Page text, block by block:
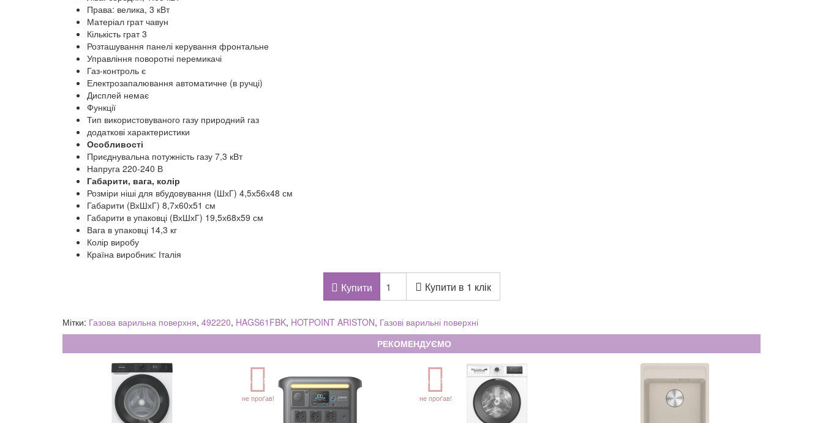
Права: велика, 3 кВт
Матеріал грат чавун
Кількість грат 3
Розташування панелі керування фронтальне
Управління поворотні перемикачі
Газ-контроль є
Електрозапалювання автоматичне (в ручці)
Дисплей немає
Функції
Тип використовуваного газу природний газ
додаткові характеристики
Особливості
Приєднувальна потужність газу 7,3 кВт
Напруга 220-240 В
Габарити, вага, колір
Розміри ніші для вбудовування (ШхГ) 4,5х56х48 см
Габарити (ВхШхГ) 8,7х60х51 см
Габарити в упаковці (ВхШхГ) 19,5х68х59 см
Вага в упаковці 14,3 кг
Колір виробу
Країна виробник: Італія
Купити Купити в 1 клік
Мітки: Газова варильна поверхня, 492220, HAGS61FBK, HOTPOINT ARISTON, Газові варильні поверхні
РЕКОМЕНДУЄМО
АКЦІЯ
не проґав!
АКЦІЯ
не проґав!